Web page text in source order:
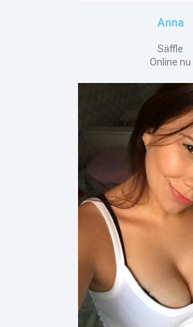
Anna
Säffle
Online nu